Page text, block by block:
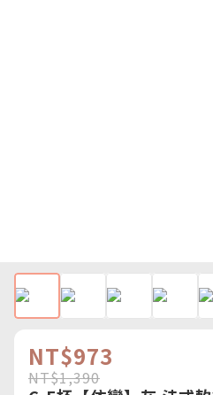
NT$973
NT$1,390